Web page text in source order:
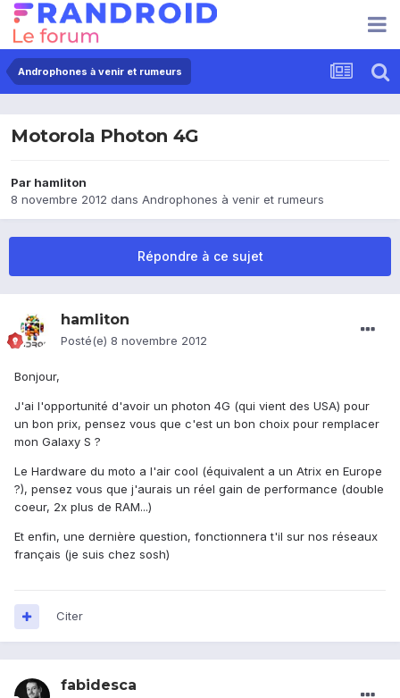
Androphones à venir et rumeurs
Motorola Photon 4G
Par hamliton
8 novembre 2012 dans Androphones à venir et rumeurs
Répondre à ce sujet
hamliton
Posté(e) 8 novembre 2012
Bonjour,
J'ai l'opportunité d'avoir un photon 4G (qui vient des USA) pour
un bon prix, pensez vous que c'est un bon choix pour remplacer
mon Galaxy S ?
Le Hardware du moto a l'air cool (équivalent a un Atrix en Europe
?), pensez vous que j'aurais un réel gain de performance (double
coeur, 2x plus de RAM...)
Et enfin, une dernière question, fonctionnera t'il sur nos réseaux
français (je suis chez sosh)
Citer
fabidesca